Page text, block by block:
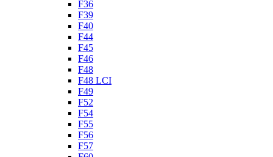
F36
F39
F40
F44
F45
F46
F48
F48 LCI
F49
F52
F54
F55
F56
F57